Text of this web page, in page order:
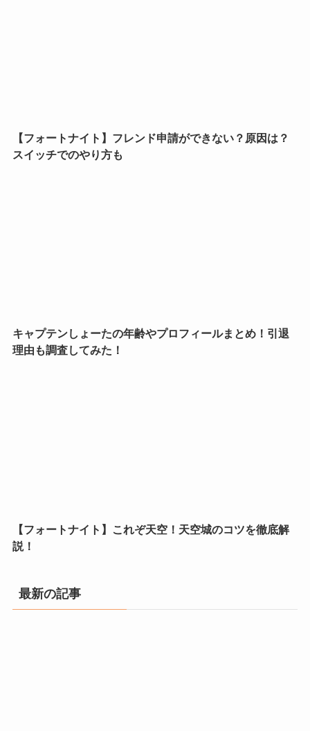
【フォートナイト】フレンド申請ができない？原因は？
スイッチでのやり方も
キャプテンしょーたの年齢やプロフィールまとめ！引退
理由も調査してみた！
【フォートナイト】これぞ天空！天空城のコツを徹底解
説！
最新の記事